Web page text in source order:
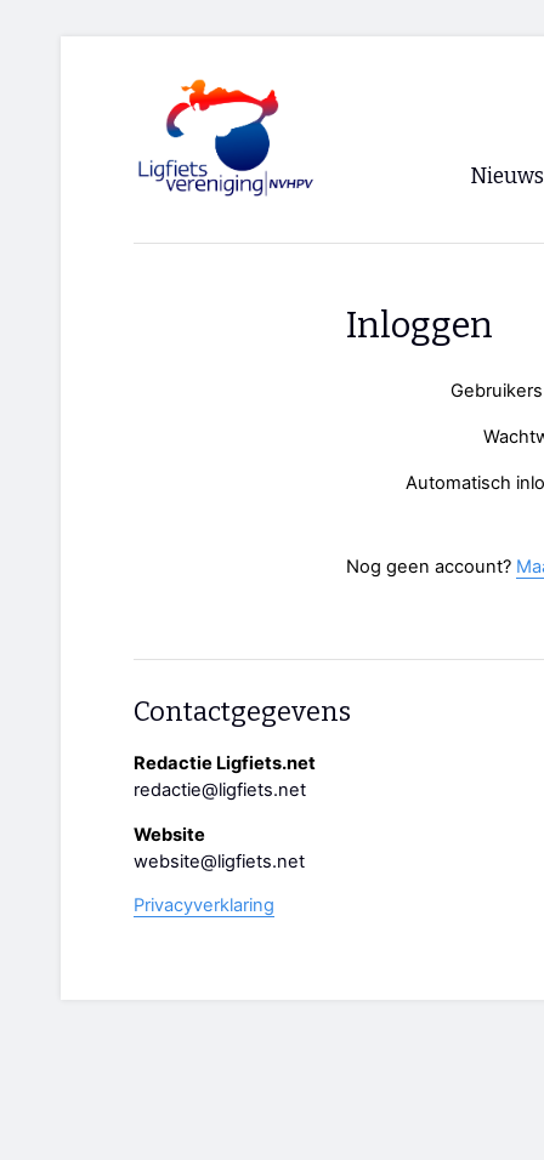
Nieuws
Inloggen
Automatisch
Nog geen account?
Contactgegevens
Redactie Ligfiets.net
redactie@ligfiets.net
Website
website@ligfiets.net
Privacyverklaring